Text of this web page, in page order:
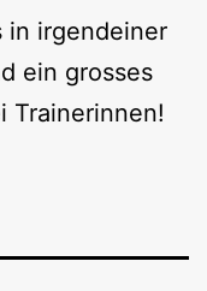
in irgendeiner
ein grosses
Trainerinnen!